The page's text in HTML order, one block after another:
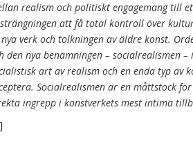
realism och politiskt engagemang till
att få total kontroll över
verk och tolkningen av äldre konst.
den nya benämningen – socialrealismen
art av realism och en enda typ av
Socialrealismen är en måttstock
ingrepp i konstverkets mest intima